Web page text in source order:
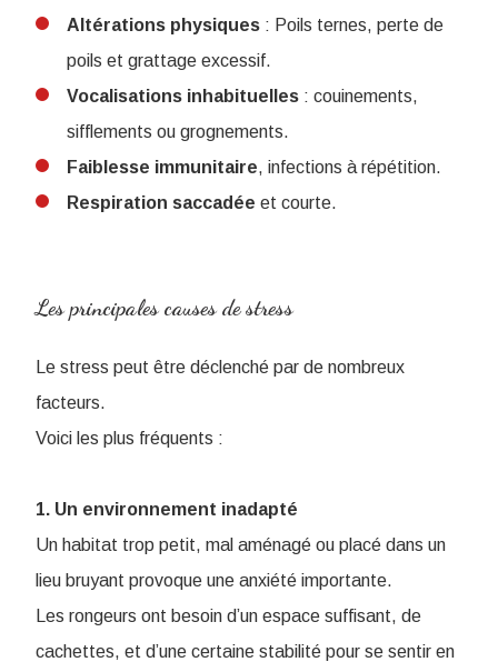
Altérations physiques : Poils ternes, perte de
poils et grattage excessif.
Vocalisations inhabituelles : couinements,
sifflements ou grognements.
Faiblesse immunitaire, infections à répétition.
Respiration saccadée et courte.
Les principales causes de stress
Le stress peut être déclenché par de nombreux
facteurs.
Voici les plus fréquents :
1. Un environnement inadapté
Un habitat trop petit, mal aménagé ou placé dans un
lieu bruyant provoque une anxiété importante.
Les rongeurs ont besoin d’un espace suffisant, de
cachettes, et d’une certaine stabilité pour se sentir en